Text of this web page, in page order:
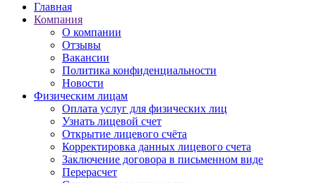
Главная
Компания
О компании
Отзывы
Вакансии
Политика конфиденциальности
Новости
Физическим лицам
Оплата услуг для физических лиц
Узнать лицевой счет
Открытие лицевого счёта
Корректировка данных лицевого счета
Заключение договора в письменном виде
Перерасчет